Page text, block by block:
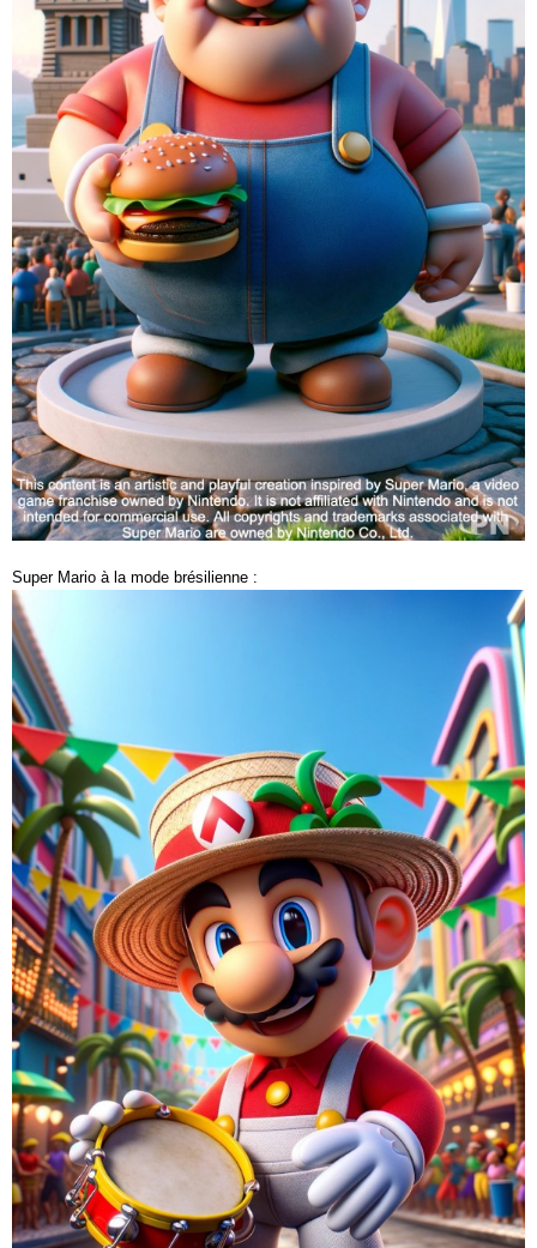
Super Mario à la mode brésilienne :